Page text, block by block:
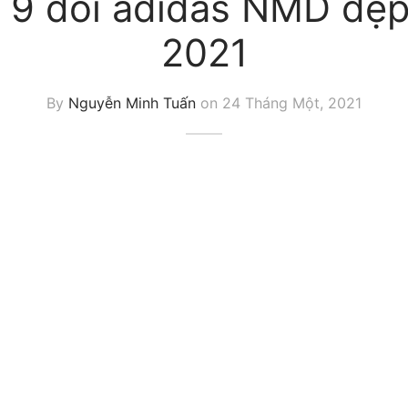
2021
By Nguyễn Minh Tuấn on 24 Tháng Một, 2021